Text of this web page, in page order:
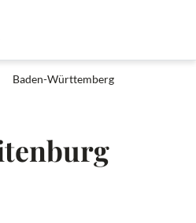
Baden-Württemberg